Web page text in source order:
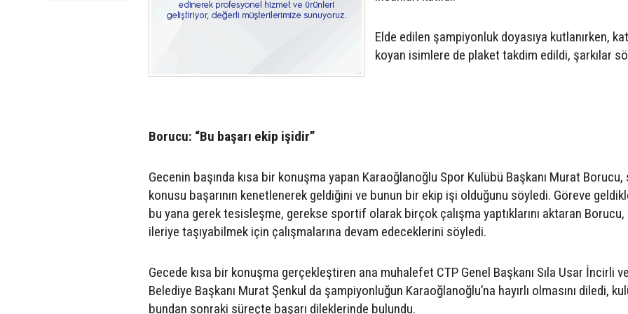
Elde edilen şampiyonluk doyasıya kutlanırken,
koyan isimlere de plaket takdim edildi, şarkılar
Borucu: “Bu başarı ekip işidir”
Gecenin başında kısa bir konuşma yapan Karaoğlanoğlu Spor Kulübü Başkanı Murat Borucu,
konusu başarının kenetlenerek geldiğini ve bunun bir ekip işi olduğunu söyledi. Göreve
bu yana gerek tesisleşme, gerekse sportif olarak birçok çalışma yaptıklarını aktaran Borucu,
ileriye taşıyabilmek için çalışmalarına devam edeceklerini söyledi.
Gecede kısa bir konuşma gerçekleştiren ana muhalefet CTP Genel Başkanı Sıla Usar İncirli
Belediye Başkanı Murat Şenkul da şampiyonluğun Karaoğlanoğlu’na hayırlı olmasını diledi,
bundan sonraki süreçte başarı dileklerinde bulundu.